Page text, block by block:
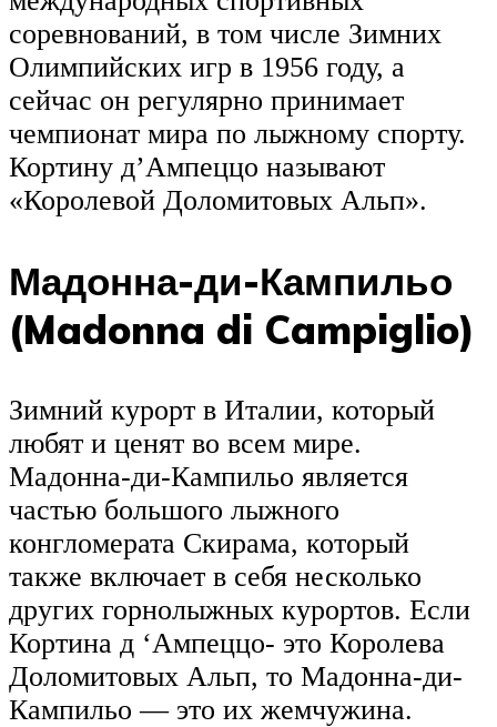
соревнований, в том числе Зимних
Олимпийских игр в 1956 году, а
сейчас он регулярно принимает
чемпионат мира по лыжному спорту.
Кортину д’Ампеццо называют
«Королевой Доломитовых Альп».
Мадонна-ди-Кампильо
(Madonna di Campiglio)
Зимний курорт в Италии, который
любят и ценят во всем мире.
Мадонна-ди-Кампильо является
частью большого лыжного
конгломерата Скирама, который
также включает в себя несколько
других горнолыжных курортов. Если
Кортина д ‘Ампеццо- это Королева
Доломитовых Альп, то Мадонна-ди-
Кампильо — это их жемчужина.